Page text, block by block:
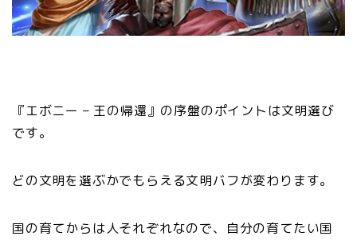
『エボニー – 王の帰還』の序盤のポイントは文明選び
です。
どの文明を選ぶかでもらえる文明バフが変わります。
国の育てからは人それぞれなので、自分の育てたい国